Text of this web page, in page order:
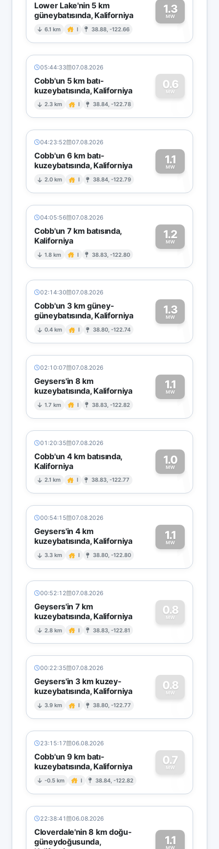
Lower Lake'nin 5 km
güneybatısında, Kaliforniya
6.1 km I 38.88, -122.66
1.3
MW1
05:44:33 07.08.2026
Cobb'un 5 km batı-
kuzeybatısında, Kaliforniya
2.3 km I 38.84, -122.78
0.6
MW
0
04:23:52 07.08.2026
Cobb'un 6 km batı-
kuzeybatısında, Kaliforniya
2.0 km I 38.84, -122.79
1.1
MW1
04:05:56 07.08.2026
Cobb'un 7 km batısında,
Kaliforniya
1.8 km I 38.83, -122.80
1.2
MW1
02:14:30 07.08.2026
Cobb'un 3 km güney-
güneybatısında, Kaliforniya
0.4 km I 38.80, -122.74
1.3
MW1
02:10:07 07.08.2026
Geysers'in 8 km
kuzeybatısında, Kaliforniya
1.7 km I 38.83, -122.82
1.1
MW1
01:20:35 07.08.2026
Cobb'un 4 km batısında,
Kaliforniya
2.1 km I 38.83, -122.77
1.0
MW1
00:54:15 07.08.2026
Geysers'in 4 km
kuzeybatısında, Kaliforniya
3.3 km I 38.80, -122.80
1.1
MW1
00:52:12 07.08.2026
Geysers'in 7 km
kuzeybatısında, Kaliforniya
2.8 km I 38.83, -122.81
0.8
MW
0
00:22:35 07.08.2026
Geysers'in 3 km kuzey-
kuzeybatısında, Kaliforniya
3.9 km I 38.80, -122.77
0.8
MW
0
23:15:17 06.08.2026
Cobb'un 9 km batı-
kuzeybatısında, Kaliforniya
-0.5 km I 38.84, -122.82
0.7
MW
0
22:38:41 06.08.2026
Cloverdale'nin 8 km doğu-
güneydoğusunda,
1.1
MW